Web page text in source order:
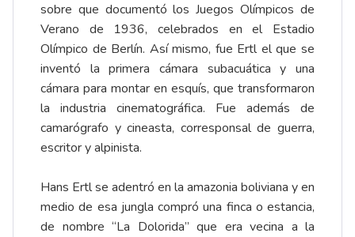
sobre que documentó los Juegos Olímpicos de
Verano de 1936, celebrados en el Estadio
Olímpico de Berlín. Así mismo, fue Ertl el que se
inventó la primera cámara subacuática y una
cámara para montar en esquís, que transformaron
la industria cinematográfica. Fue además de
camarógrafo y cineasta, corresponsal de guerra,
escritor y alpinista.
Hans Ertl se adentró en la amazonia boliviana y en
medio de esa jungla compró una finca o estancia,
de nombre “La Dolorida” que era vecina a la